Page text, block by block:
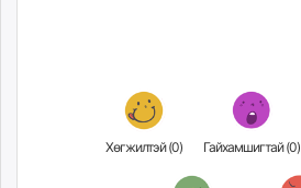
Хөгжилтэй (0) Гайхамшигтай (0)